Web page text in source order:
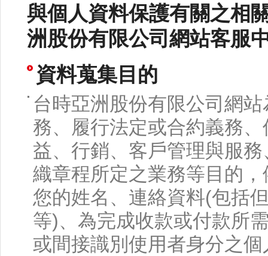
與個人資料保護有關之相
洲股份有限公司網站客服
資料蒐集目的
台時亞洲股份有限公司網
務、履行法定或合約義務
益、行銷、客戶管理與服
織章程所定之業務等目的
您的姓名、連絡資料(包括
等)、為完成收款或付款所
或間接識別使用者身分之